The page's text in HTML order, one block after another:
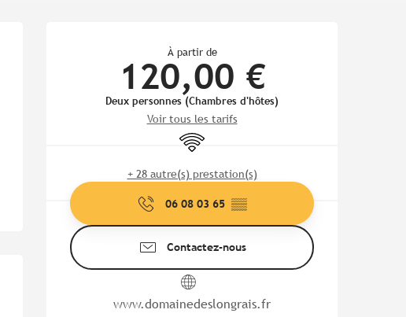
À partir de
120,00 €
Deux personnes (Chambres d'hôtes)
Voir tous les tarifs
WiFi
+ 28 autre(s) prestation(s)
06 08 03 65 ▒▒
Contactez-nous
www.domainedeslongrais.fr